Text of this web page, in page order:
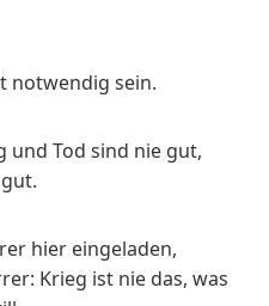
notwendig sein.
und Tod sind nie gut,
hier eingeladen,
Krieg ist nie das, was